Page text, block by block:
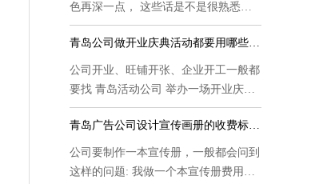
色再深一点， 这些话是不是很熟悉，
这是甲...
青岛公司做开业庆典活动都要用哪些物料
公司开业、旺铺开张、企业开工一般都
要找 青岛活动公司 举办一场开业庆典
活...
青岛广告公司设计宣传画册的收费标准是
公司要制作一本宣传册，一般都会问到
这样的问题: 我做一个本宣传册费用是